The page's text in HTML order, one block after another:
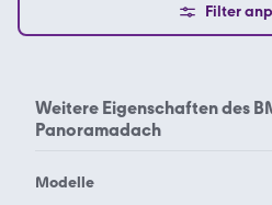
Filter
Weitere Eigenschaften des
Panoramadach
Modelle